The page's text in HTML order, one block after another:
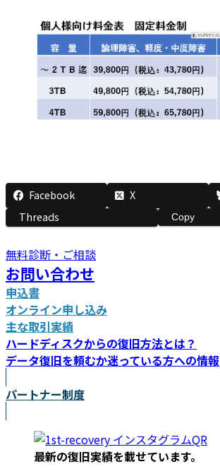
Facebook X
Threads
Copy
無料診断・ご相談
お問い合わせ
申込書
オンライン申し込み
主な取引実績
ハードディスクからの復旧方法とは？
データ復旧を頼むか迷っている方への情報
パートナー制度
最新の復旧実績を載せています。